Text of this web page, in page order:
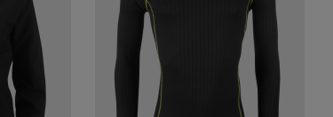
Klejone szwy
Wiatroszczelność
Wodoodporność
Z kieszeniami